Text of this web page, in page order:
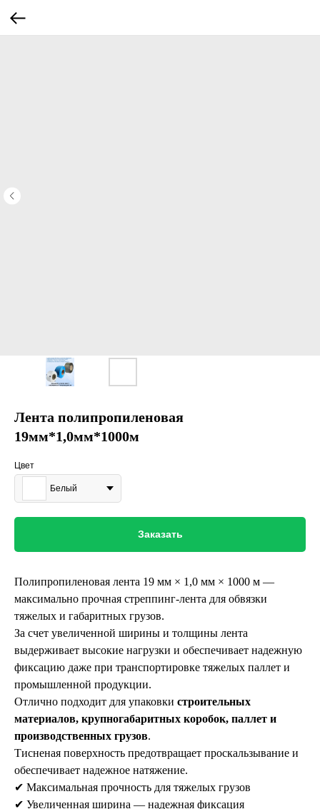
Лента полипропиленовая
19мм*1,0мм*1000м
Цвет
Белый
Заказать
Полипропиленовая лента 19 мм × 1,0 мм × 1000 м —
максимально прочная стреппинг-лента для обвязки
тяжелых и габаритных грузов.
За счет увеличенной ширины и толщины лента
выдерживает высокие нагрузки и обеспечивает надежную
фиксацию даже при транспортировке тяжелых паллет и
промышленной продукции.
Отлично подходит для упаковки строительных
материалов, крупногабаритных коробок, паллет и
производственных грузов.
Тисненая поверхность предотвращает проскальзывание и
обеспечивает надежное натяжение.
✔ Максимальная прочность для тяжелых грузов
✔ Увеличенная ширина — надежная фиксация